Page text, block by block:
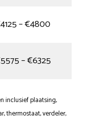
– €4800
– €6325
inclusief plaatsing,
thermostaat, verdeler,